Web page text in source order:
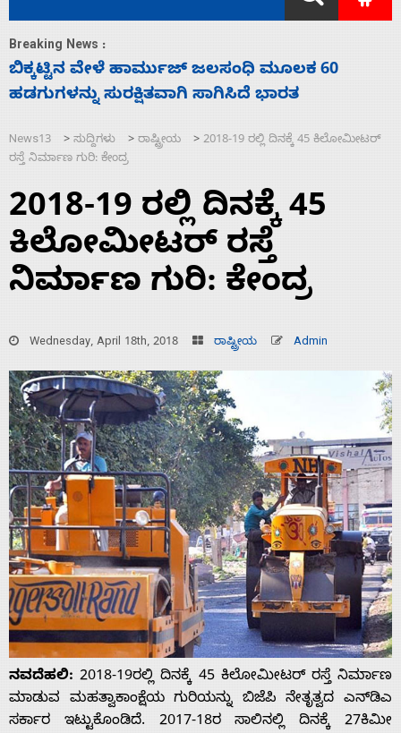
Breaking News :
ನಾಗೇಂದ್ರ ರಾಜೀನಾಮೆ ಕೊಡದಿದ್ದರೆ ಸದನ ನಡೆಸಲು
ಬಿಡೆವು: ಛಲವಾದಿ ನಾರಾಯಣಸ್ವಾಮಿ
News13 > ಸುದ್ದಿಗಳು > ರಾಷ್ಟ್ರೀಯ > 2018-19 ರಲ್ಲಿ ದಿನಕ್ಕೆ 45 ಕಿಲೋಮೀಟರ್
ರಸ್ತೆ ನಿರ್ಮಾಣ ಗುರಿ: ಕೇಂದ್ರ
2018-19 ರಲ್ಲಿ ದಿನಕ್ಕೆ 45
ಕಿಲೋಮೀಟರ್ ರಸ್ತೆ
ನಿರ್ಮಾಣ ಗುರಿ: ಕೇಂದ್ರ
Wednesday, April 18th, 2018 ರಾಷ್ಟ್ರೀಯ Admin
ನವದೆಹಲಿ: 2018-19ರಲ್ಲಿ ದಿನಕ್ಕೆ 45 ಕಿಲೋಮೀಟರ್ ರಸ್ತೆ ನಿರ್ಮಾಣ
ಮಾಡುವ ಮಹತ್ವಾಕಾಂಕ್ಷೆಯ ಗುರಿಯನ್ನು ಬಿಜೆಪಿ ನೇತೃತ್ವದ ಎನ್‌ಡಿಎ
ಸರ್ಕಾರ ಇಟ್ಟುಕೊಂಡಿದೆ. 2017-18ರ ಸಾಲಿನಲ್ಲಿ ದಿನಕ್ಕೆ 27ಕಿಮೀ